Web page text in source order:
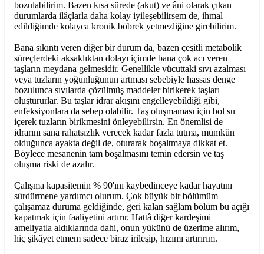
bozulabilirim. Bazen kısa sürede (akut) ve âni olarak çıkan
durumlarda ilâçlarla daha kolay iyileşebilirsem de, ihmal
edildiğimde kolayca kronik böbrek yetmezliğine girebilirim.
Bana sıkıntı veren diğer bir durum da, bazen çeşitli metabolik
süreçlerdeki aksaklıktan dolayı içimde bana çok acı veren
taşların meydana gelmesidir. Genellikle vücuttaki sıvı azalması
veya tuzların yoğunluğunun artması sebebiyle hassas denge
bozulunca sıvılarda çözülmüş maddeler birikerek taşları
oluştururlar. Bu taşlar idrar akışını engelleyebildiği gibi,
enfeksiyonlara da sebep olabilir. Taş oluşmaması için bol su
içerek tuzların birikmesini önleyebilirsin. En önemlisi de
idrarını sana rahatsızlık verecek kadar fazla tutma, mümkün
olduğunca ayakta değil de, oturarak boşaltmaya dikkat et.
Böylece mesanenin tam boşalmasını temin edersin ve taş
oluşma riski de azalır.
Çalışma kapasitemin % 90'ını kaybedinceye kadar hayatını
sürdürmene yardımcı olurum. Çok büyük bir bölümüm
çalışamaz duruma geldiğinde, geri kalan sağlam bölüm bu açığı
kapatmak için faaliyetini artırır. Hattâ diğer kardeşimi
ameliyatla aldıklarında dahi, onun yükünü de üzerime alırım,
hiç şikâyet etmem sadece biraz irileşip, hızımı artırırım.